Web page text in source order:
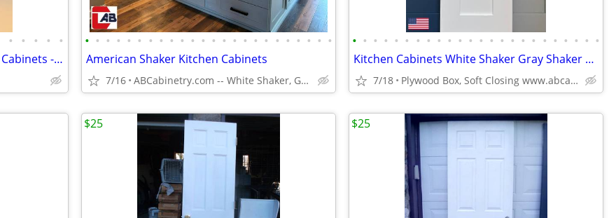
• • • • •
All Wood, Fully Assembled Kitchen Cabinets - Free Kitchen Design
• • • • • • • • • • • • • • • • • • • • • • • •
American Shaker Kitchen Cabinets
7/16 ABCabinetry.com -- White Shaker, Gray Shaker, Raised Panel
• • • • • • • • • • • • • • • • • • • • • • • •
Kitchen Cabinets White Shaker Gray Shaker Traditional Raised Panel
7/18 Plywood Box, Soft Closing www.abcabinetry.com
$25 $25